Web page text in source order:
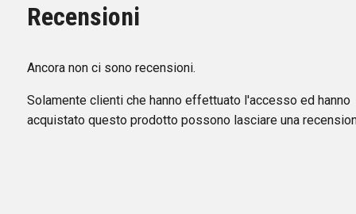
Recensioni
Ancora non ci sono recensioni.
Solamente clienti che hanno effettuato l'accesso ed hanno
acquistato questo prodotto possono lasciare una